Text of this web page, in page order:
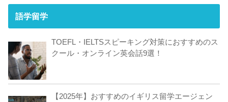
語学留学
TOEFL・IELTSスピーキング対策におすすめのス
クール・オンライン英会話9選！
【2025年】おすすめのイギリス留学エージェン